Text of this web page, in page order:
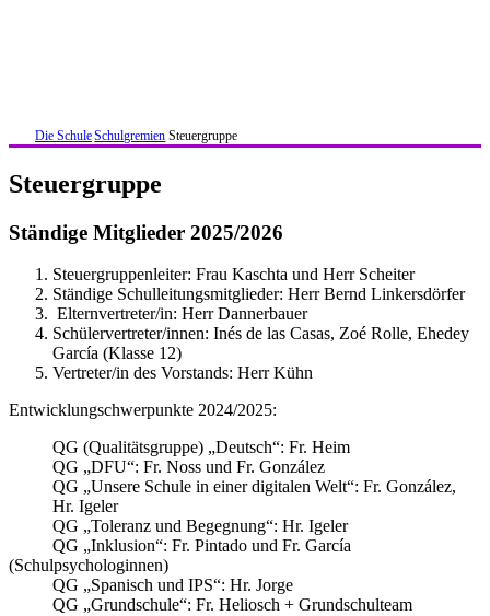
Die SchuleSchulgremien Steuergruppe
Steuergruppe
Ständige Mitglieder 2025/2026
Steuergruppenleiter: Frau Kaschta und Herr Scheiter
Ständige Schulleitungsmitglieder: Herr Bernd Linkersdörfer
Elternvertreter/in: Herr Dannerbauer
Schülervertreter/innen: Inés de las Casas, Zoé Rolle, Ehedey
García (Klasse 12)
Vertreter/in des Vorstands: Herr Kühn
Entwicklungschwerpunkte 2024/2025:
QG (Qualitätsgruppe) „Deutsch“: Fr. Heim
QG „DFU“: Fr. Noss und Fr. González
QG „Unsere Schule in einer digitalen Welt“: Fr. González,
Hr. Igeler
QG „Toleranz und Begegnung“: Hr. Igeler
QG „Inklusion“: Fr. Pintado und Fr. García
(Schulpsychologinnen)
QG „Spanisch und IPS“: Hr. Jorge
QG „Grundschule“: Fr. Heliosch + Grundschulteam